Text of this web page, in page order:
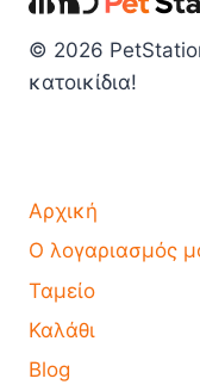
© 2026
κατοικίδια!
Αρχική
Ο λογαριασμός
Ταμείο
Καλάθι
Blog